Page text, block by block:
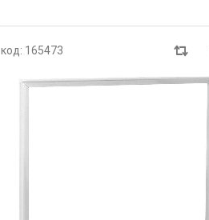
код: 165473